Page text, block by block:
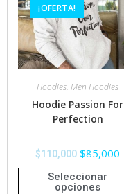
¡OFERTA!
Hoodies, Men Hoodies
Hoodie Passion For
Perfection
$110,000 $85,000
Seleccionar
opciones